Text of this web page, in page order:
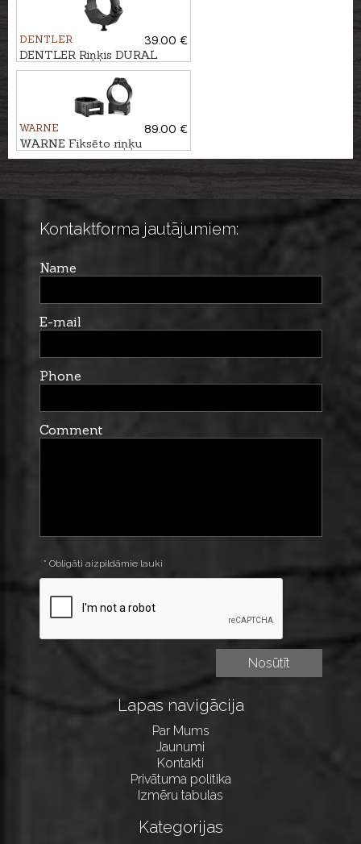
DENTLER
39.00 €
DENTLER Riņķis DURAL
Ø30mm, BH=3,5mm
WARNE
89.00 €
WARNE Fiksēto riņķu
komplekts WEAVER/
PICATINNY Ø30mm, BH-
Kontaktforma jautājumiem:
Name
E-mail
Phone
Comment
* Obligāti aizpildāmie lauki
Lapas navigācija
Par Mums
Jaunumi
Kontakti
Privātuma politika
Izmēru tabulas
Kategorijas